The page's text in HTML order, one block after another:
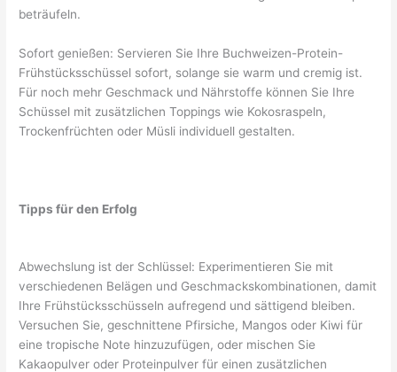
beträufeln.
Sofort genießen: Servieren Sie Ihre Buchweizen-Protein-
Frühstücksschüssel sofort, solange sie warm und cremig ist.
Für noch mehr Geschmack und Nährstoffe können Sie Ihre
Schüssel mit zusätzlichen Toppings wie Kokosraspeln,
Trockenfrüchten oder Müsli individuell gestalten.
Tipps für den Erfolg
Abwechslung ist der Schlüssel: Experimentieren Sie mit
verschiedenen Belägen und Geschmackskombinationen, damit
Ihre Frühstücksschüsseln aufregend und sättigend bleiben.
Versuchen Sie, geschnittene Pfirsiche, Mangos oder Kiwi für
eine tropische Note hinzuzufügen, oder mischen Sie
Kakaopulver oder Proteinpulver für einen zusätzlichen